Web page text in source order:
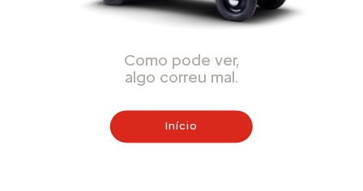
Como pode ver,
algo correu mal.
Início